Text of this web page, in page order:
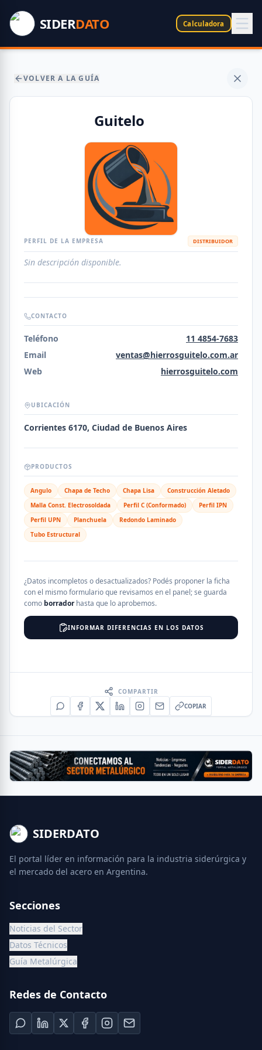
SIDERDATO Calculadora
VOLVER A LA GUÍA
Guitelo
PERFIL DE LA EMPRESA DISTRIBUIDOR
Sin descripción disponible.
CONTACTO
Teléfono
11 4854-7683
Email
ventas@hierrosguitelo.com.ar
Web
hierrosguitelo.com
UBICACIÓN
Corrientes 6170, Ciudad de Buenos Aires
PRODUCTOS
Angulo Chapa de Techo Chapa Lisa
Construcción Aletado
Malla Const. Electrosoldada
Perfil C (Conformado)
Perfil IPN
Perfil UPN
Planchuela
Redondo Laminado
Tubo Estructural
¿Datos incompletos o desactualizados? Podés proponer la ficha
con el mismo formulario que revisamos en el panel; se guarda
como borradorhasta que lo aprobemos.
INFORMAR DIFERENCIAS EN LOS DATOS
COMPARTIR
COPIAR
SIDERDATO
El portal líder en información para la industria siderúrgica y
el mercado del acero en Argentina.
Secciones
Noticias del Sector
Datos Técnicos
Guía Metalúrgica
Redes de Contacto